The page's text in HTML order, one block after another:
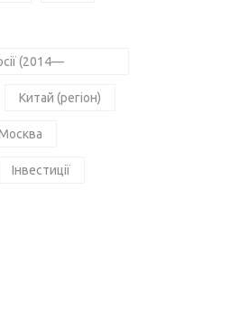
(2014—
Китай (регіон)
Інвестиції